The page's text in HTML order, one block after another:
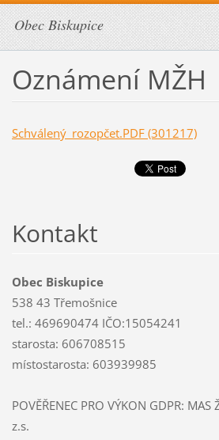
Obec Biskupice
Oznámení MŽH
Schválený_rozopčet.PDF (301217)
Kontakt
Obec Biskupice
538 43 Třemošnice
tel.: 469690474 IČO:15054241
starosta: 606708515
místostarosta: 603939985
POVĚŘENEC PRO VÝKON GDPR:
z.s.